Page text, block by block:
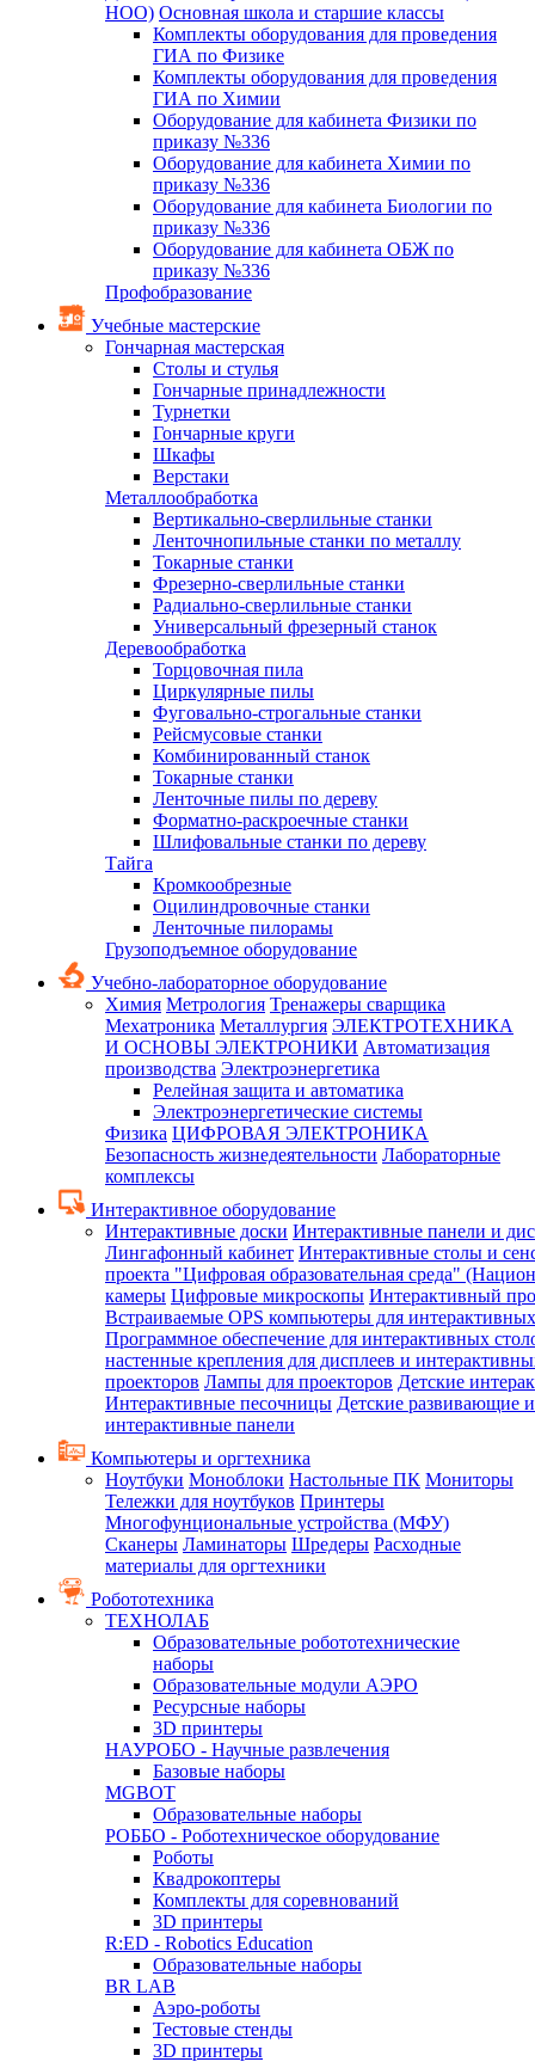
НОО) Основная школа и старшие классы
Комплекты оборудования для проведения
ГИА по Физике
Комплекты оборудования для проведения
ГИА по Химии
Оборудование для кабинета Физики по
приказу №336
Оборудование для кабинета Химии по
приказу №336
Оборудование для кабинета Биологии по
приказу №336
Оборудование для кабинета ОБЖ по
приказу №336
Профобразование
Учебные мастерские
Гончарная мастерская
Столы и стулья
Гончарные принадлежности
Турнетки
Гончарные круги
Шкафы
Верстаки
Металлообработка
Вертикально-сверлильные станки
Ленточнопильные станки по металлу
Токарные станки
Фрезерно-сверлильные станки
Радиально-сверлильные станки
Универсальный фрезерный станок
Деревообработка
Торцовочная пила
Циркулярные пилы
Фуговально-строгальные станки
Рейсмусовые станки
Комбинированный станок
Токарные станки
Ленточные пилы по дереву
Форматно-раскроечные станки
Шлифовальные станки по дереву
Тайга
Кромкообрезные
Оцилиндровочные станки
Ленточные пилорамы
Грузоподъемное оборудование
Учебно-лабораторное оборудование
Химия Метрология Тренажеры сварщика
Мехатроника Металлургия ЭЛЕКТРОТЕХНИКА
И ОСНОВЫ ЭЛЕКТРОНИКИ Автоматизация
производства Электроэнергетика
Релейная защита и автоматика
Электроэнергетические системы
Физика ЦИФРОВАЯ ЭЛЕКТРОНИКА
Безопасность жизнедеятельности Лабораторные
комплексы
Интерактивное оборудование
Интерактивные доски Интерактивные панели и
Лингафонный кабинет Интерактивные столы и
проекта "Цифровая образовательная среда"
камеры Цифровые микроскопы Интерактивный
Встраиваемые OPS компьютеры для
Программное обеспечение для интерактивных
настенные крепления для дисплеев и
проекторов Лампы для проекторов Детские
Интерактивные песочницы Детские развивающие
интерактивные панели
Компьютеры и оргтехника
Ноутбуки Моноблоки Настольные ПК Мониторы
Тележки для ноутбуков Принтеры
Многофунциональные устройства (МФУ)
Сканеры Ламинаторы Шредеры Расходные
материалы для оргтехники
Робототехника
ТЕХНОЛАБ
Образовательные робототехнические
наборы
Образовательные модули АЭРО
Ресурсные наборы
3D принтеры
НАУРОБО - Научные развлечения
Базовые наборы
MGBOT
Образовательные наборы
РОББО - Роботехническое оборудование
Роботы
Квадрокоптеры
Комплекты для соревнований
3D принтеры
R:ED - Robotics Education
Образовательные наборы
BR LAB
Аэро-роботы
Тестовые стенды
3D принтеры